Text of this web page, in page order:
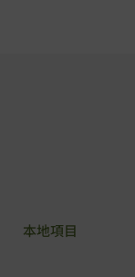
本地項目